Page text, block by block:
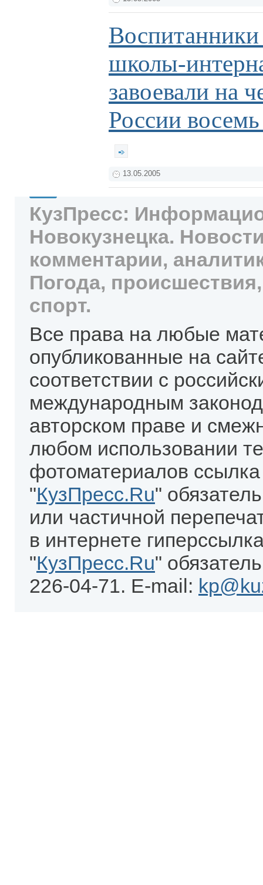
школы-
завоевали на
России
13.05.2005
КузПресс:
Новокузнецка.
комментарии,
Погода,
спорт.
Все права на любые
опубликованные на
соответствии с
международным
авторском праве и
любом использовании
фотоматериалов
"КузПресс.Ru"
или частичной
в интернете
"КузПресс.Ru"
226-04-71. E-mail: